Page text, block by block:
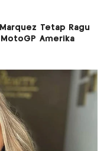
Tetap Ragu
Amerika